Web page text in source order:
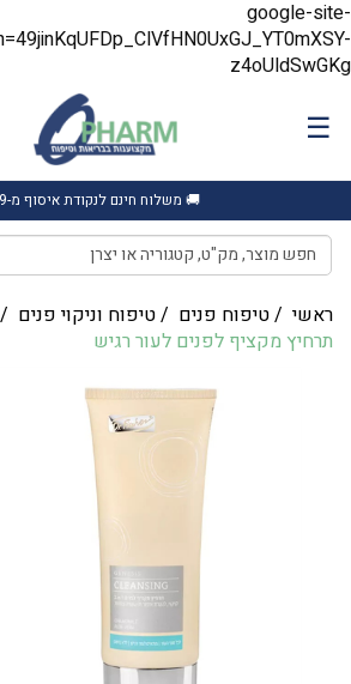
google-site-
z4oUldSwGKg
☰
🚚 משלוח חינם לנקודת איסוף מ-299 ₪
ראשי /טיפוח פנים /טיפוח וניקוי פנים /
תרחיץ מקציף לפנים לעור רגיש